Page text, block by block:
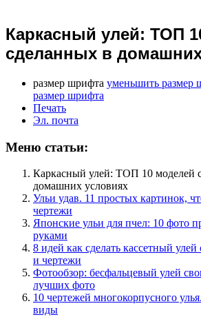
Каркасный улей: ТОП
сделанных в
размер шрифта уменьшить размер
размер шрифта
Печать
Эл. почта
Меню статьи:
Каркасный улей: ТОП 10 моделей
домашних условиях
Ульи удав. 11 простых картинок,
чертежи
Японские ульи для пчел: 10 фото
руками
8 идей как сделать кассетный
и чертежи
Фотообзор: бесфальцевый улей
лучших фото
10 чертежей многокорпусного
виды